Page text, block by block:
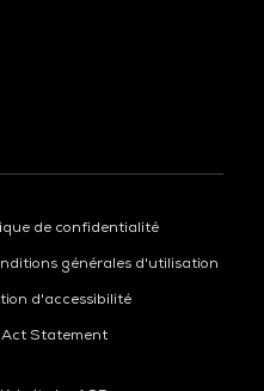
de confidentialité
générales d'utilisation
d'accessibilité
Act Statement